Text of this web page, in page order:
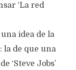
‘La red
idea de la
la de que una
‘Steve Jobs’